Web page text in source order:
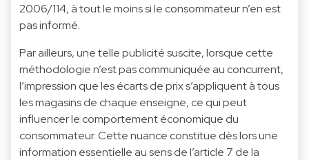
2006/114, à tout le moins si le consommateur n’en est
pas informé.
Par ailleurs, une telle publicité suscite, lorsque cette
méthodologie n’est pas communiquée au concurrent,
l’impression que les écarts de prix s’appliquent à tous
les magasins de chaque enseigne, ce qui peut
influencer le comportement économique du
consommateur. Cette nuance constitue dès lors une
information essentielle au sens de l’article 7 de la